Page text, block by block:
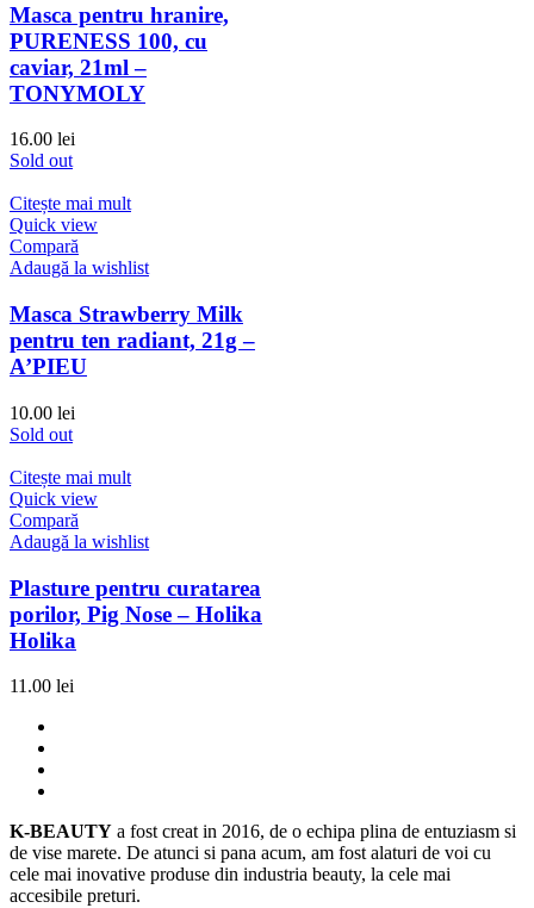
Masca pentru hranire,
PURENESS 100, cu
caviar, 21ml –
TONYMOLY
16.00 lei
Sold out
Citește mai mult
Quick view
Compară
Adaugă la wishlist
Masca Strawberry Milk
pentru ten radiant, 21g –
A’PIEU
10.00 lei
Sold out
Citește mai mult
Quick view
Compară
Adaugă la wishlist
Plasture pentru curatarea
porilor, Pig Nose – Holika
Holika
11.00 lei
K-BEAUTY a fost creat in 2016, de o echipa plina de entuziasm si
de vise marete. De atunci si pana acum, am fost alaturi de voi cu
cele mai inovative produse din industria beauty, la cele mai
accesibile preturi.